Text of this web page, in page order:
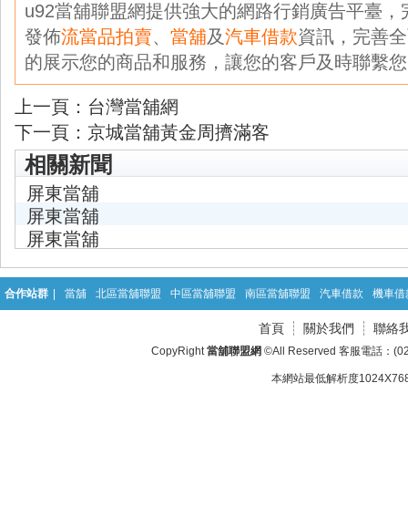
u92當舖聯盟網提供強大的網路行銷廣告平臺
發佈流當品拍賣、 當舖及汽車借款資訊，完善
的展示您的商品和服務，讓您的客戶及時聯繫
上一頁： 台灣當舖網
下一頁： 京城當舖黃金周擠滿客
相關新聞
屏東當舖
屏東當舖
屏東當舖
合作站群 當舖 北區當舖聯盟 中區當舖聯盟 南區當舖聯盟 汽車借款 機車借
首頁 關於我們 聯絡
CopyRight當舖聯盟網 ©All Reserved 客服電話：
本網站最低解析度